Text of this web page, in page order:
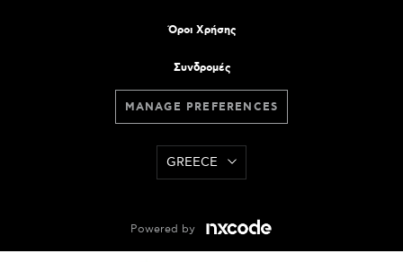
Όροι Χρήσης
Συνδρομές
MANAGE PREFERENCES
GREECE
Powered by